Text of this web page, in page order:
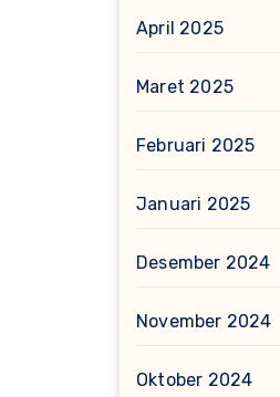
April 2025
Maret 2025
Februari 2025
Januari 2025
Desember 2024
November 2024
Oktober 2024